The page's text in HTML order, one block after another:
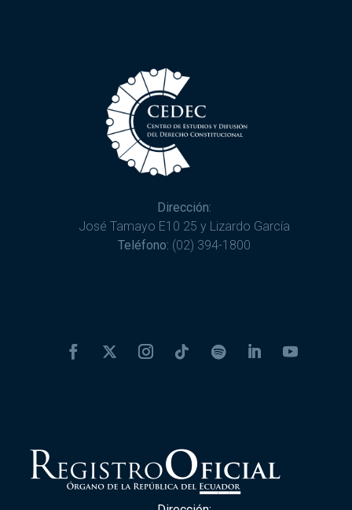
Dirección:
José Tamayo E10 25 y Lizardo García
Teléfono: (02) 394-1800